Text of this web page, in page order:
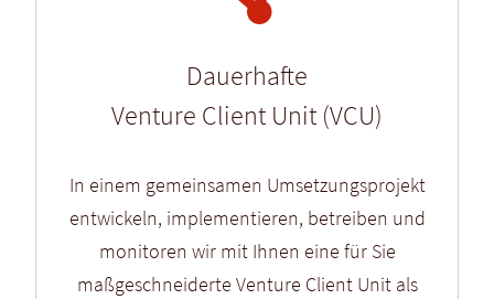
Dauerhafte
Venture Client Unit (VCU)
In einem gemeinsamen Umsetzungsprojekt
entwickeln, implementieren, betreiben und
monitoren wir mit Ihnen eine für Sie
maßgeschneiderte Venture Client Unit als